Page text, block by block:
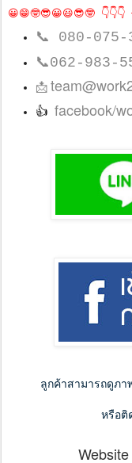
😀😁🤓😎😀😃😎🤓 👇👇👇
📞 080-075-
📞062-983-
📩
👍 facebook/
ลูกค้าสามารถดูภา
หรือติ
Website